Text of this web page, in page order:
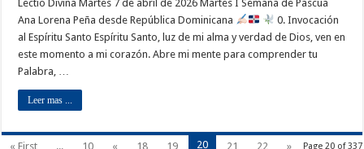
Lectio Divina Martes 7 de abril de 2026 Martes I Semana de Pascua
Ana Lorena Peña desde República Dominicana
0. Invocación
al Espíritu Santo Espíritu Santo, luz de mi alma y verdad de Dios, ven en
este momento a mi corazón. Abre mi mente para comprender tu
Palabra, …
Leer mas ...
Page 20 of 337
« First ... 10 « 18 19 20 21 22
»